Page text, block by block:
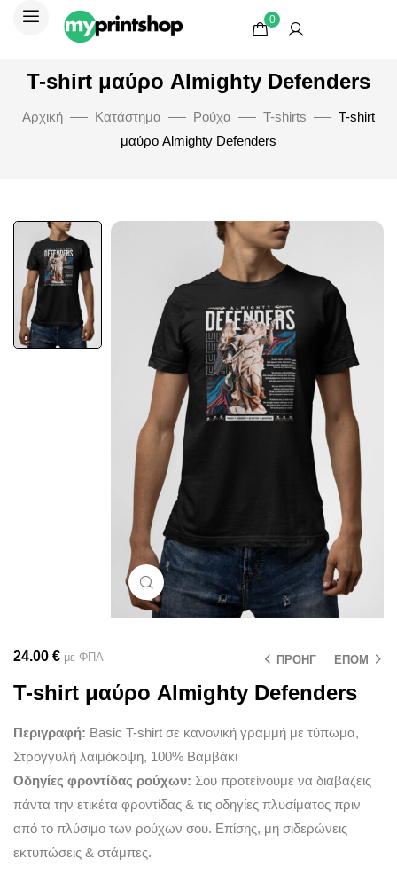
0
T-shirt μαύρο Almighty Defenders
Αρχική Κατάστημα Ρούχα T-shirts
T-shirt
μαύρο Almighty Defenders
Μεγέθυνση
ΠΡΟΗΓ ΕΠΟΜ
24.00 € με ΦΠΑ
T-shirt μαύρο Almighty Defenders
Περιγραφή: Basic T-shirt σε κανονική γραμμή με τύπωμα,
Στρογγυλή λαιμόκοψη, 100% Βαμβάκι
Οδηγίες φροντίδας ρούχων: Σου προτείνουμε να διαβάζεις
πάντα την ετικέτα φροντίδας & τις οδηγίες πλυσίματος πριν
από το πλύσιμο των ρούχων σου. Επίσης, μη σιδερώνεις
εκτυπώσεις & στάμπες.